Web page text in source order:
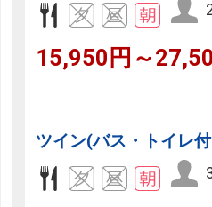
15,950円～
ツイン(バス・トイレ